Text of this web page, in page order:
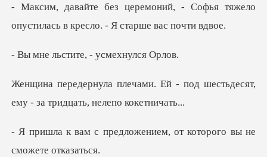
- Софья тяжело
опустилась в кре
тите, - усме
й - под шестьдесят,
ему - за т
ложением, от которого в